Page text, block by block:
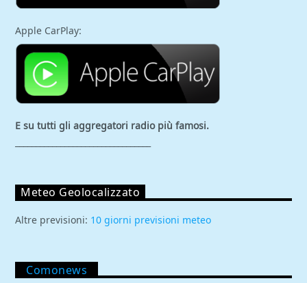
Apple CarPlay:
E su tutti gli aggregatori radio più famosi.
Meteo Geolocalizzato
Altre previsioni: 10 giorni previsioni meteo
Comonews